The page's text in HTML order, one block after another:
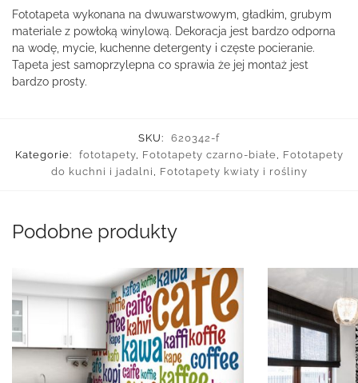
Fototapeta wykonana na dwuwarstwowym, gładkim, grubym
materiale z powłoką winylową. Dekoracja jest bardzo odporna
na wodę, mycie, kuchenne detergenty i częste pocieranie.
Tapeta jest samoprzylepna co sprawia że jej montaż jest
bardzo prosty.
SKU:
620342-f
Kategorie:
fototapety, Fototapety czarno-białe
Fototapety
do kuchni i jadalni
Fototapety kwiaty i rośliny
Podobne produkty